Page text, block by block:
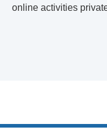
online activities